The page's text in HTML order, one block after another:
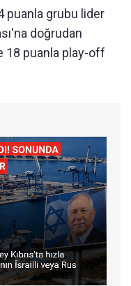
puanla grubu lider
doğrudan
18 puanla play-off